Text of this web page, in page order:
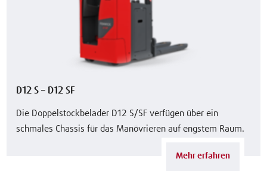
D12 S – D12 SF
Die Doppelstockbelader D12 S/SF verfügen über ein
schmales Chassis für das Manövrieren auf engstem Raum.
Mehr erfahren